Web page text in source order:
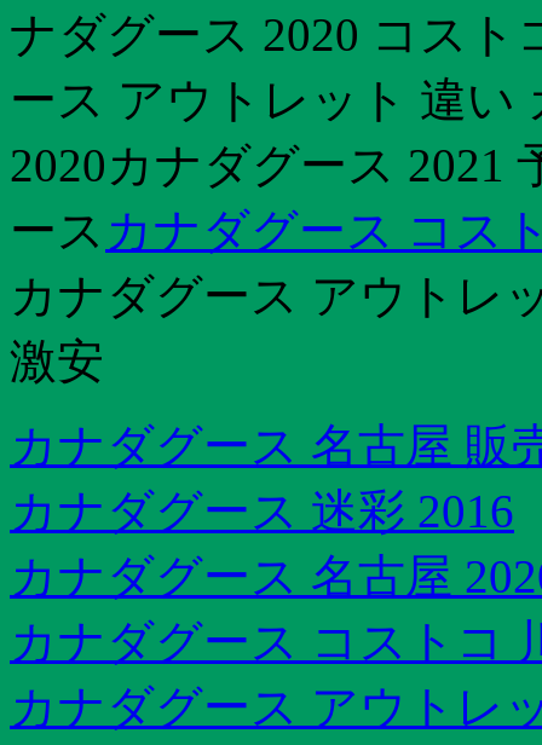
ナダグース 2020 コス
ース アウトレット 違い
2020カナダグース 2021
ース カナダグース コス
カナダグース アウトレ
激安
カナダグース 名古屋 販
カナダグース 迷彩 2016
カナダグース 名古屋
カナダグース コストコ
カナダグース アウトレ